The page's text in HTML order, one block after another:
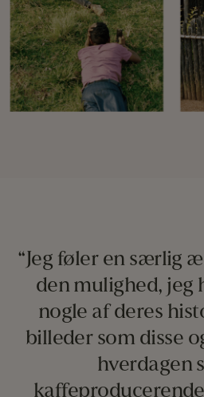
“Jeg føler en særlig
den mulighed, jeg
nogle af deres
billeder som disse
hverdagen